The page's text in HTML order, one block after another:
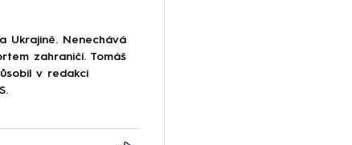
Ukrajině. Nenechává
zahraničí. Tomáš
v redakci